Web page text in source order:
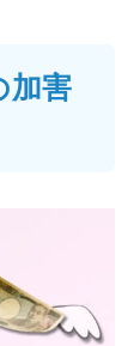
加害